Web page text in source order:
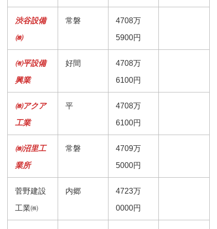
渋谷設備
㈱
常磐 4708万
5900円
㈲平設備
興業
好間 4708万
6100円
㈱アクア
工業
平 4708万
6100円
㈱沼里工
業所
常磐 4709万
5000円
菅野建設
工業㈱
内郷 4723万
0000円